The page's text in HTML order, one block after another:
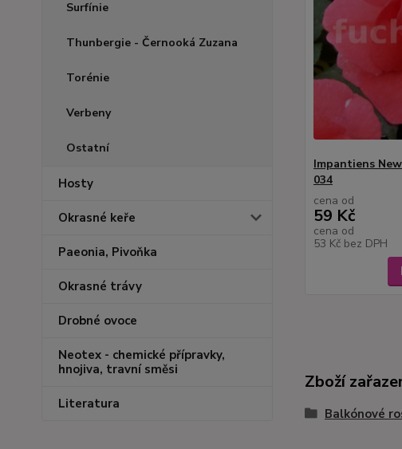
Surfínie
Thunbergie - Černooká Zuzana
Torénie
Verbeny
Ostatní
Hosty
Okrasné keře
Paeonia, Pivoňka
Okrasné trávy
Drobné ovoce
Neotex - chemické přípravky,
hnojiva, travní směsi
Literatura
Impantiens
034
cena od
59 Kč
cena od
53 Kč bez DPH
Zboží
Balkónové